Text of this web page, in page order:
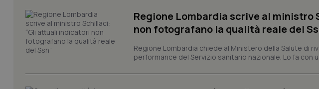
Regione Lombardia scrive al
non fotografano la qualità reale del
Regione Lombardia chiede al Ministero della Salute di
performance del Servizio sanitario nazionale. Lo fa con
Necessari
I cookie necessari contribuiscono a rendere fruibile il sito
Nome
Fornitore / Dominio